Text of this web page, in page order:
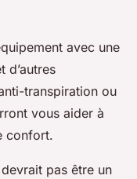
avec une
d’autres
transpiration ou
vous aider à
confort.
pas être un